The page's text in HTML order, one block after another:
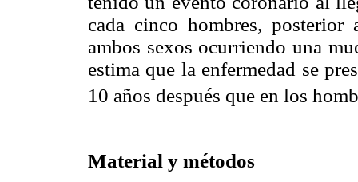
cada cinco hombres, posterior
ambos sexos ocurriendo una
estima que la enfermedad se
10 años después que en los
Material y métodos